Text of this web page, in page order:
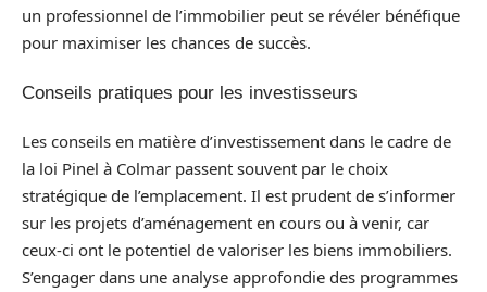
un professionnel de l’immobilier peut se révéler bénéfique
pour maximiser les chances de succès.
Conseils pratiques pour les investisseurs
Les conseils en matière d’investissement dans le cadre de
la loi Pinel à Colmar passent souvent par le choix
stratégique de l’emplacement. Il est prudent de s’informer
sur les projets d’aménagement en cours ou à venir, car
ceux-ci ont le potentiel de valoriser les biens immobiliers.
S’engager dans une analyse approfondie des programmes